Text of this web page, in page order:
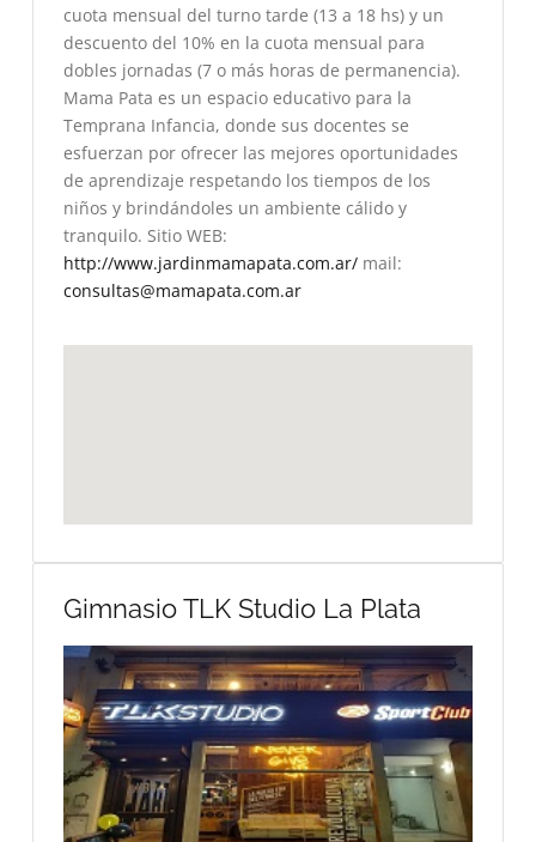
cuota mensual del turno tarde (13 a 18 hs) y un
descuento del 10% en la cuota mensual para
dobles jornadas (7 o más horas de permanencia).
Mama Pata es un espacio educativo para la
Temprana Infancia, donde sus docentes se
esfuerzan por ofrecer las mejores oportunidades
de aprendizaje respetando los tiempos de los
niños y brindándoles un ambiente cálido y
tranquilo. Sitio WEB:
http://www.jardinmamapata.com.ar/mail:
consultas@mamapata.com.ar
Gimnasio TLK Studio La Plata